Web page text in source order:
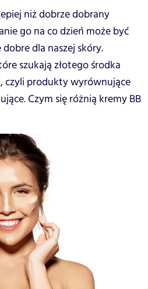
niż dobrze dobrany
go na co dzień może być
dla naszej skóry.
szukają złotego środka
czyli produkty wyrównujące
Czym się różnią kremy BB